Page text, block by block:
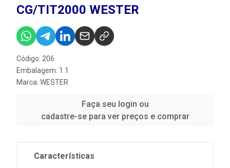
CG/TIT2000 WESTER
Código: 206
Embalagem: 1.1
Marca: WESTER
Faça seu login ou
cadastre-se para ver preços e comprar
Características